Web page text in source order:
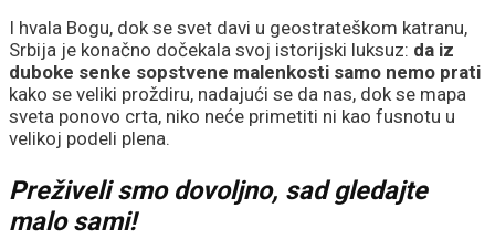
I hvala Bogu, dok se svet davi u geostrateškom katranu,
Srbija je konačno dočekala svoj istorijski luksuz: da iz
duboke senke sopstvene malenkosti samo nemo prati
kako se veliki proždiru, nadajući se da nas, dok se mapa
sveta ponovo crta, niko neće primetiti ni kao fusnotu u
velikoj podeli plena.
Preživeli smo dovoljno, sad gledajte
malo sami!